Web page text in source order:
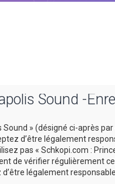
Sound -
» (désigné ci-après
d’être légalement
pas « Schkopi.com :
de vérifier régulièrement
légalement